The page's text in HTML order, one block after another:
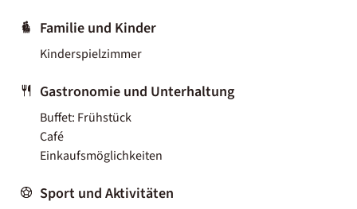
Familie und Kinder
Kinderspielzimmer
Gastronomie und Unterhaltung
Buffet: Frühstück
Café
Einkaufsmöglichkeiten
Sport und Aktivitäten